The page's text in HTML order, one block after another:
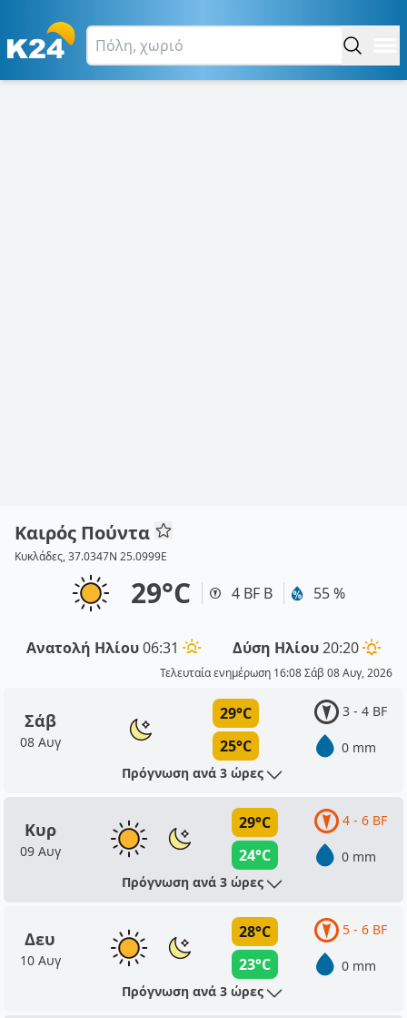
Καιρός Πούντα
Κυκλάδες, 37.0347N 25.0999E
29°C 4 BF Β 55 %
Ανατολή Ηλίου06:31 Δύση Ηλίου20:20
Τελευταία ενημέρωση 16:08 Σάβ 08 Αυγ, 2026
Σάβ
08 Αυγ
29°C
25°C
3 - 4 BF
0 mm
Πρόγνωση ανά 3 ώρες
Κυρ
09 Αυγ
29°C
24°C
4 - 6 BF
0 mm
Πρόγνωση ανά 3 ώρες
Δευ
10 Αυγ
28°C
23°C
5 - 6 BF
0 mm
Πρόγνωση ανά 3 ώρες